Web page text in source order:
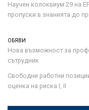
Научен колоквиум 29 на
пропуски в знанията до
ОБЯВИ
Нова възможност за
сътрудник
Свободни работни
оценка на риска I, II